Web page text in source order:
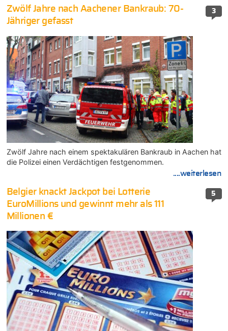
3
Zwölf Jahre nach Aachener Bankraub: 70-
Jähriger gefasst
Zwölf Jahre nach einem spektakulären Bankraub in Aachen hat
die Polizei einen Verdächtigen festgenommen.
....weiterlesen
5
Belgier knackt Jackpot bei Lotterie
EuroMillions und gewinnt mehr als 111
Millionen €